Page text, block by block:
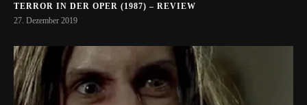
TERROR IN DER OPER (1987) – REVIEW
27. Dezember 2019